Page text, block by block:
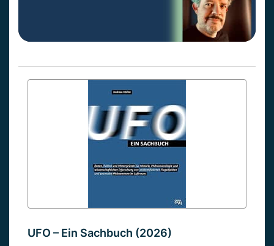
UFO – Ein Sachbuch (2026)